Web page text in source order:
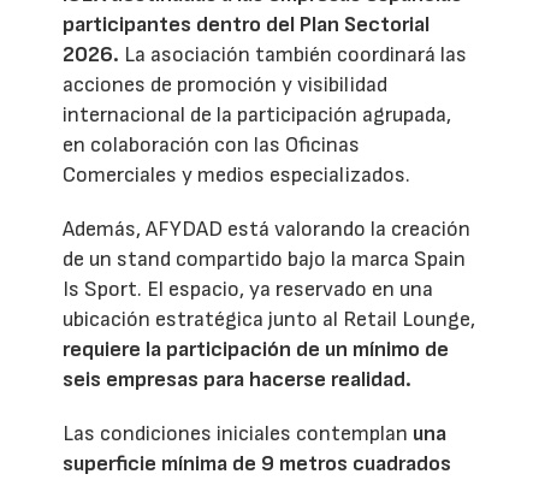
participantes dentro del Plan Sectorial
2026. La asociación también coordinará las
acciones de promoción y visibilidad
internacional de la participación agrupada,
en colaboración con las Oficinas
Comerciales y medios especializados.
Además, AFYDAD está valorando la creación
de un stand compartido bajo la marca Spain
Is Sport. El espacio, ya reservado en una
ubicación estratégica junto al Retail Lounge,
requiere la participación de un mínimo de
seis empresas para hacerse realidad.
Las condiciones iniciales contemplan una
superficie mínima de 9 metros cuadrados